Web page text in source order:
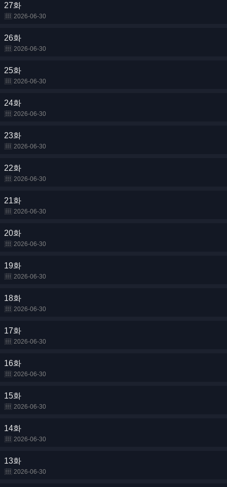
27화
2026-06-30
26화
2026-06-30
25화
2026-06-30
24화
2026-06-30
23화
2026-06-30
22화
2026-06-30
21화
2026-06-30
20화
2026-06-30
19화
2026-06-30
18화
2026-06-30
17화
2026-06-30
16화
2026-06-30
15화
2026-06-30
14화
2026-06-30
13화
2026-06-30